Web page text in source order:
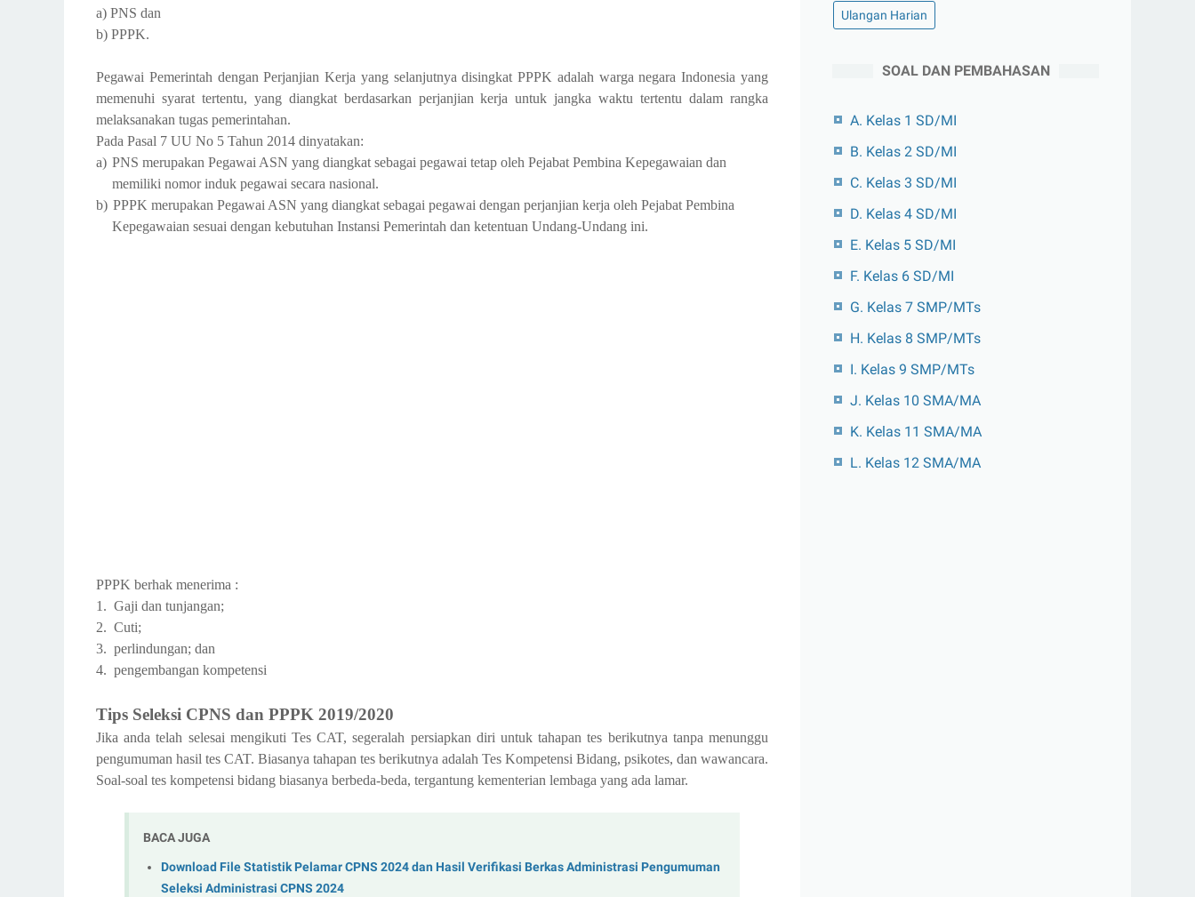
a) PNS dan
b) PPPK.
Pegawai Pemerintah dengan Perjanjian Kerja yang selanjutnya disingkat PPPK adalah warga negara Indonesia yang
memenuhi syarat tertentu, yang diangkat berdasarkan perjanjian kerja untuk jangka waktu tertentu dalam rangka
melaksanakan tugas pemerintahan.
Pada Pasal 7 UU No 5 Tahun 2014 dinyatakan:
a) PNS merupakan Pegawai ASN yang diangkat sebagai pegawai tetap oleh Pejabat Pembina Kepegawaian dan
memiliki nomor induk pegawai secara nasional.
b) PPPK merupakan Pegawai ASN yang diangkat sebagai pegawai dengan perjanjian kerja oleh Pejabat Pembina
Kepegawaian sesuai dengan kebutuhan Instansi Pemerintah dan ketentuan Undang-Undang ini.
PPPK berhak menerima :
1. Gaji dan tunjangan;
2. Cuti;
3. perlindungan; dan
4. pengembangan kompetensi
Tips Seleksi CPNS dan PPPK 2019/2020
Jika anda telah selesai mengikuti Tes CAT, segeralah persiapkan diri untuk tahapan tes berikutnya tanpa menunggu
pengumuman hasil tes CAT. Biasanya tahapan tes berikutnya adalah Tes Kompetensi Bidang, psikotes, dan wawancara.
Soal-soal tes kompetensi bidang biasanya berbeda-beda, tergantung kementerian lembaga yang ada lamar.
BACA JUGA
Download File Statistik Pelamar CPNS 2024 dan Hasil Verifikasi Berkas Administrasi Pengumuman
Seleksi Administrasi CPNS 2024
Ulangan Harian
SOAL DAN PEMBAHASAN
A. Kelas 1 SD/MI
B. Kelas 2 SD/MI
C. Kelas 3 SD/MI
D. Kelas 4 SD/MI
E. Kelas 5 SD/MI
F. Kelas 6 SD/MI
G. Kelas 7 SMP/MTs
H. Kelas 8 SMP/MTs
I. Kelas 9 SMP/MTs
J. Kelas 10 SMA/MA
K. Kelas 11 SMA/MA
L. Kelas 12 SMA/MA